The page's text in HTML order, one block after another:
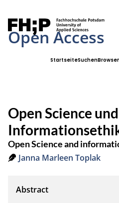
Open Access
StartseiteSuchen
Open Science und
Open Science and
Janna Marleen Toplak